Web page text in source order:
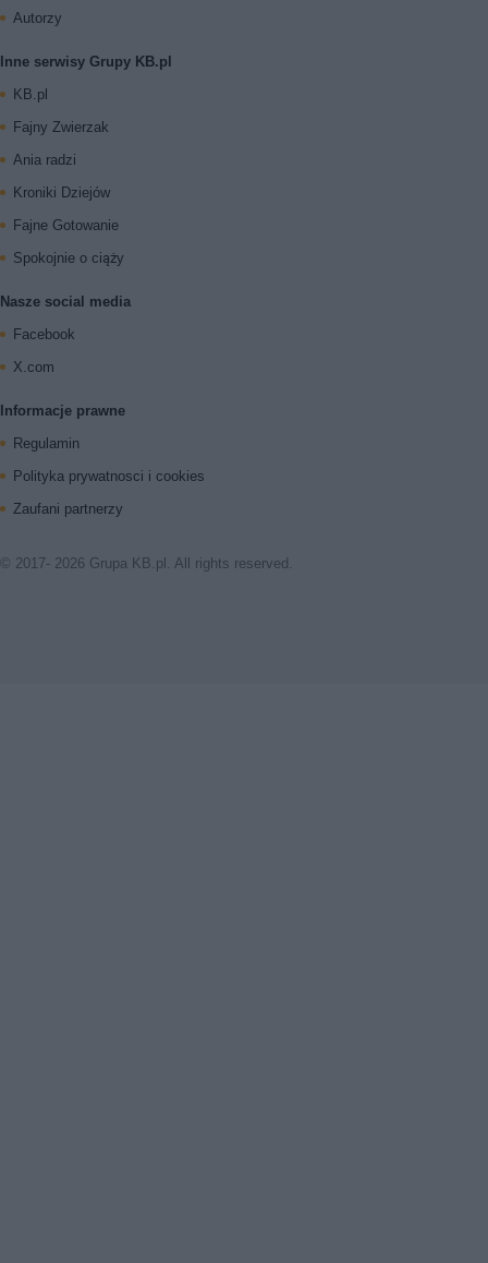
Autorzy
Inne serwisy Grupy KB.pl
KB.pl
Fajny Zwierzak
Ania radzi
Kroniki Dziejów
Fajne Gotowanie
Spokojnie o ciąży
Nasze social media
Facebook
X.com
Informacje prawne
Regulamin
Polityka prywatnosci i cookies
Zaufani partnerzy
© 2017- 2026 Grupa KB.pl. All rights reserved.